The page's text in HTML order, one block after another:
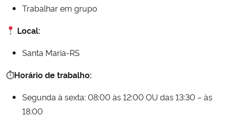
Secretaria-Geral
Secretaria de Governo
Trabalhar em grupo
Local:
Santa Maria-RS
⏱Horário de trabalho:
Segunda à sexta: 08:00 às 12:00 OU das 13:30 – às
18:00